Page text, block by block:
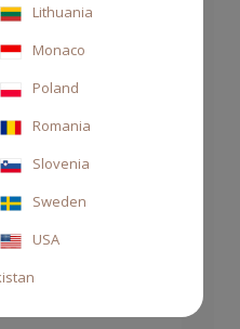
ARAMARA
Lithuania
Monaco
Poland
Romania
Slovenia
Sweden
USA